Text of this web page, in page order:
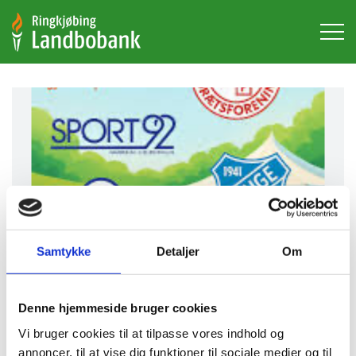
Samtykke Detaljer Om
Denne hjemmeside bruger cookies
Vi bruger cookies til at tilpasse vores indhold og
annoncer, til at vise dig funktioner til sociale medier og til
hovedindhold
Ksu ( knyt sammen